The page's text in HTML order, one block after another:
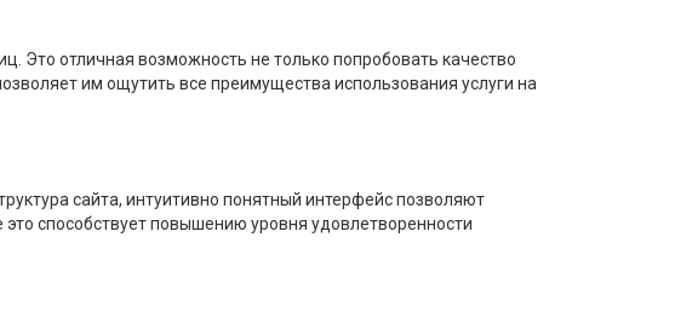
Это отличная возможность не только попробовать качество
им ощутить все преимущества использования услуги на
сайта, интуитивно понятный интерфейс позволяют
способствует повышению уровня удовлетворенности